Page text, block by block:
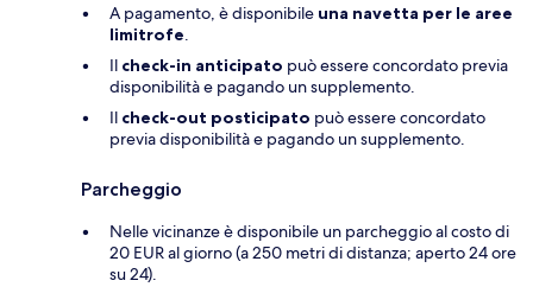
A pagamento, è disponibile una navetta per le aree
limitrofe.
Il check-in anticipato può essere concordato previa
disponibilità e pagando un supplemento.
Il check-out posticipato può essere concordato
previa disponibilità e pagando un supplemento.
Parcheggio
Nelle vicinanze è disponibile un parcheggio al costo di
20 EUR al giorno (a 250 metri di distanza; aperto 24 ore
su 24).